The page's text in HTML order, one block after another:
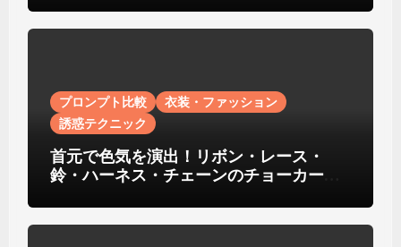
プロンプト比較
衣装・ファッション
誘惑テクニック
首元で色気を演出！リボン・レース・
鈴・ハーネス・チェーンのチョーカー比